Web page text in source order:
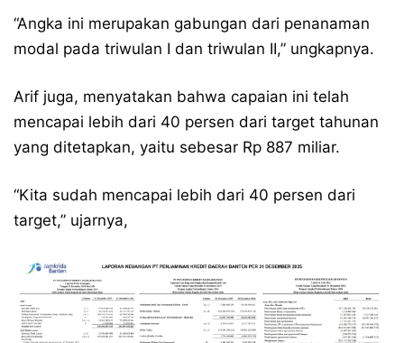
“Angka ini merupakan gabungan dari penanaman
modal pada triwulan I dan triwulan II,” ungkapnya.
Arif juga, menyatakan bahwa capaian ini telah
mencapai lebih dari 40 persen dari target tahunan
yang ditetapkan, yaitu sebesar Rp 887 miliar.
“Kita sudah mencapai lebih dari 40 persen dari
target,” ujarnya,